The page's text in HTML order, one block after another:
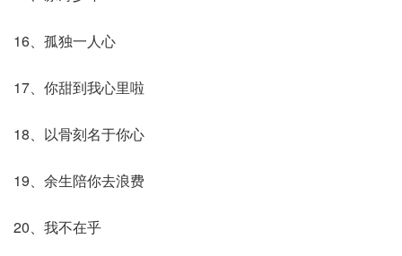
16、孤独一人心
17、你甜到我心里啦
18、以骨刻名于你心
19、余生陪你去浪费
20、我不在乎